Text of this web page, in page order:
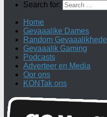
Search for:
Home
Gevaaalike Dames
Random Gevaaalikhede
Gevaaalik Gaming
Podcasts
Adverteer en Media
Oor ons
KONTak ons